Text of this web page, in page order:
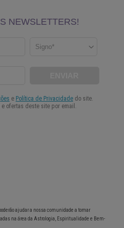
ajudar a nossa comunidade a tomar
na área da Astrologia, Espiritualidade e Bem-